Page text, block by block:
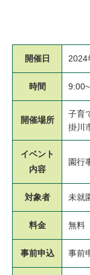
開催日 2024
時間
開催場所
子育
掛川
イベント
内容
園行
対象者 未就
料金 無料
事前申込 事前